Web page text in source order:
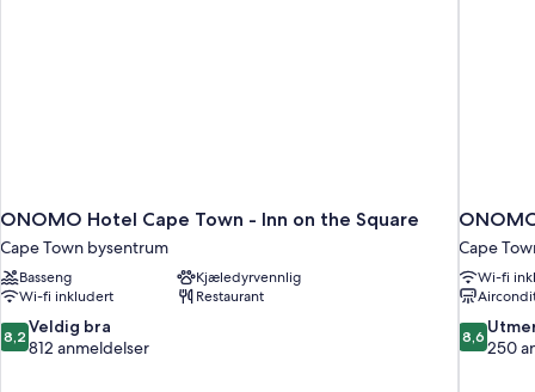
ONOMO Hotel Cape Town - Inn on the Square
Cape Town bysentrum
Basseng
Kjæledyrvennlig
Wi-fi inkludert
Restaurant
8.2
av
8,2 Veldig bra
812 anmeldelser
Cape
Wi-fi
8.6
av
8,6
250